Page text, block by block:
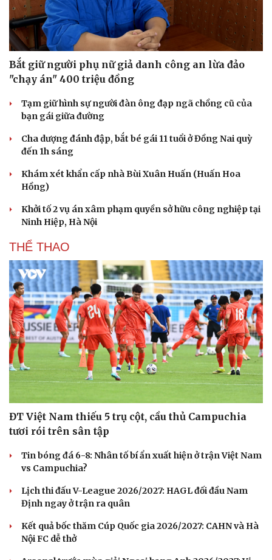
Bắt giữ người phụ nữ giả danh công an lừa đảo
"chạy án" 400 triệu đồng
Tạm giữ hình sự người đàn ông đạp ngã chồng cũ của
bạn gái giữa đường
Cha dượng đánh đập, bắt bé gái 11 tuổi ở Đồng Nai quỳ
đến 1h sáng
Khám xét khẩn cấp nhà Bùi Xuân Huấn (Huấn Hoa
Hồng)
Khởi tố 2 vụ án xâm phạm quyền sở hữu công nghiệp tại
Ninh Hiệp, Hà Nội
THỂ THAO
ĐT Việt Nam thiếu 5 trụ cột, cầu thủ Campuchia
tươi rói trên sân tập
Tin bóng đá 6-8: Nhân tố bí ẩn xuất hiện ở trận Việt Nam
vs Campuchia?
Lịch thi đấu V-League 2026/2027: HAGL đối đầu Nam
Định ngay ở trận ra quân
Kết quả bốc thăm Cúp Quốc gia 2026/2027: CAHN và Hà
Nội FC dễ thở